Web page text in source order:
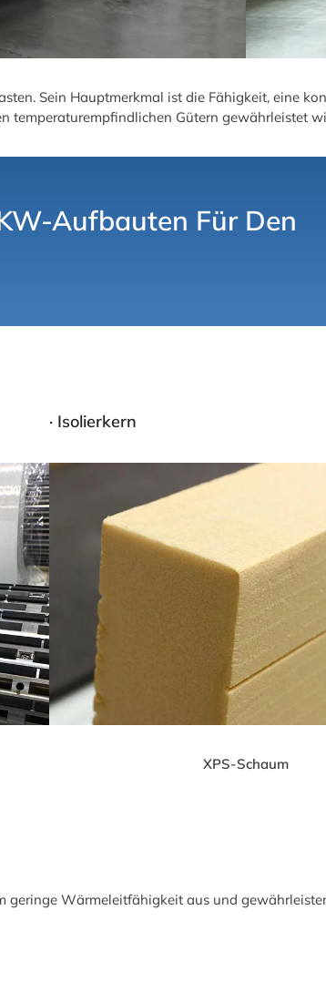
Sein Hauptmerkmal ist die Fähigkeit, eine
temperaturempfindlichen Gütern gewährleistet
Aufbauten Für Den
· Isolierkern
XPS-Schaum
geringe Wärmeleitfähigkeit aus und